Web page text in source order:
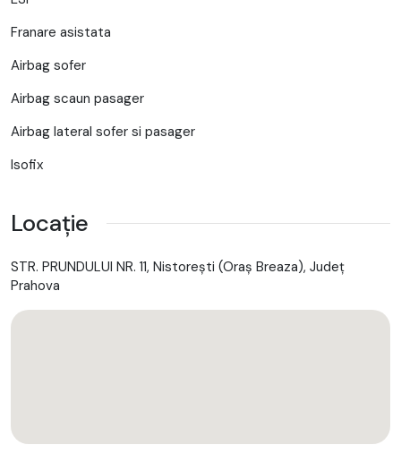
Franare asistata
Airbag sofer
Airbag scaun pasager
Airbag lateral sofer si pasager
Isofix
Locație
STR. PRUNDULUI NR. 11, Nistoreşti (Oraş Breaza), Județ
Prahova